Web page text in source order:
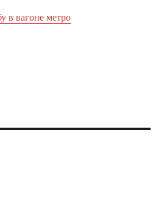
в вагоне метро